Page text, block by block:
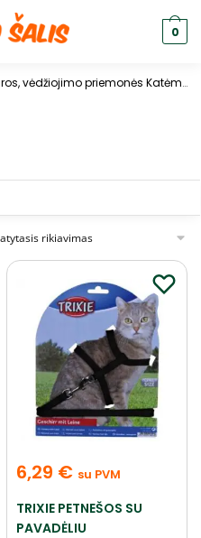
0
vėdžiojimo priemonės Katėms
6,29 € su PVM
TRIXIE PETNEŠOS SU
PAVADĖLIU